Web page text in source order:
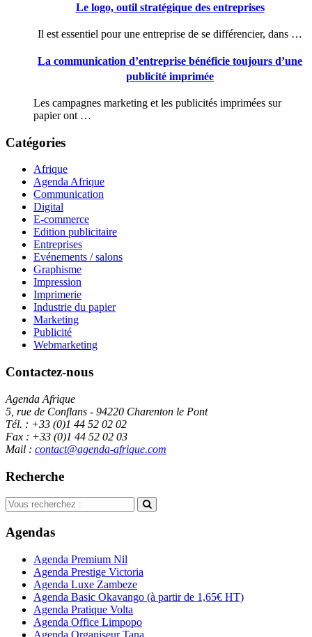
Le logo, outil stratégique des entreprises
Il est essentiel pour une entreprise de se différencier, dans …
La communication d’entreprise bénéficie toujours d’une
publicité imprimée
Les campagnes marketing et les publicités imprimées sur
papier ont …
Catégories
Afrique
Agenda Afrique
Communication
Digital
E-commerce
Edition publicitaire
Entreprises
Evénements / salons
Graphisme
Impression
Imprimerie
Industrie du papier
Marketing
Publicité
Webmarketing
Contactez-nous
Agenda Afrique
5, rue de Conflans - 94220 Charenton le Pont
Tél. : +33 (0)1 44 52 02 02
Fax : +33 (0)1 44 52 02 03
Mail : contact@agenda-afrique.com
Recherche
Agendas
Agenda Premium Nil
Agenda Prestige Victoria
Agenda Luxe Zambeze
Agenda Basic Okavango (à partir de 1,65€ HT)
Agenda Pratique Volta
Agenda Office Limpopo
Agenda Organiseur Tana